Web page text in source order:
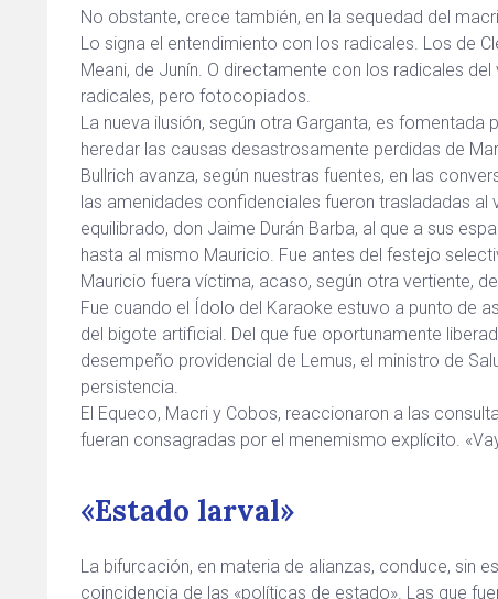
No obstante, crece también, en la sequedad del
Lo signa el entendimiento con los radicales. Los de
Meani, de Junín. O directamente con los radicales
radicales, pero fotocopiados.
La nueva ilusión, según otra Garganta, es fomentada
heredar las causas desastrosamente perdidas de
Bullrich avanza, según nuestras fuentes, en las
las amenidades confidenciales fueron trasladadas
equilibrado, don Jaime Durán Barba, al que a sus
hasta al mismo Mauricio. Fue antes del festejo
Mauricio fuera víctima, acaso, según otra vertiente,
Fue cuando el Ídolo del Karaoke estuvo a punto de
del bigote artificial. Del que fue oportunamente
desempeño providencial de Lemus, el ministro de
persistencia.
El Equeco, Macri y Cobos, reaccionaron a las
fueran consagradas por el menemismo explícito.
«Estado larval»
La bifurcación, en materia de alianzas, conduce, sin
coincidencia de las «políticas de estado». Las que